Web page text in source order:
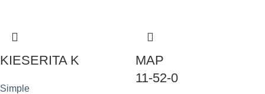
KIESERITA K
Simple
MAP
11-52-0